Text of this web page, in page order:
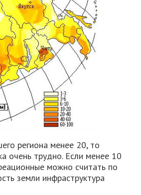
региона менее 20, то
очень трудно. Если менее 10
можно считать по
земли инфраструктура